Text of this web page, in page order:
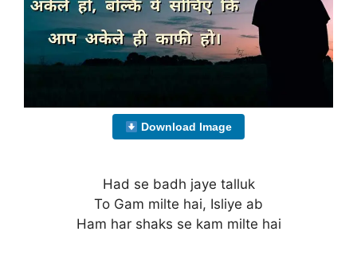
Download Image
Had se badh jaye talluk
To Gam milte hai, Isliye ab
Ham har shaks se kam milte hai